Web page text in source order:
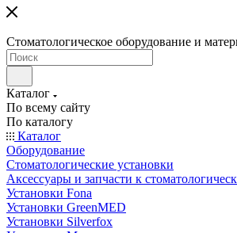
Стоматологическое оборудование и
Каталог
По всему сайту
По каталогу
Каталог
Оборудование
Стоматологические установки
Аксессуары и запчасти к
Установки Fona
Установки GreenMED
Установки Silverfox